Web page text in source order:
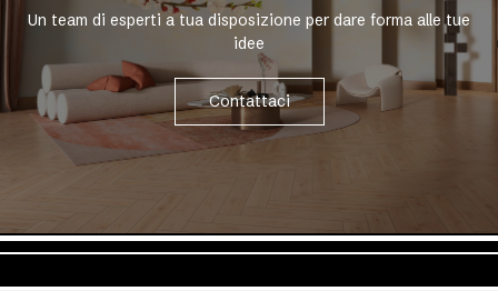
Un team di esperti a tua disposizione per dare forma alle tue
idee
Contattaci